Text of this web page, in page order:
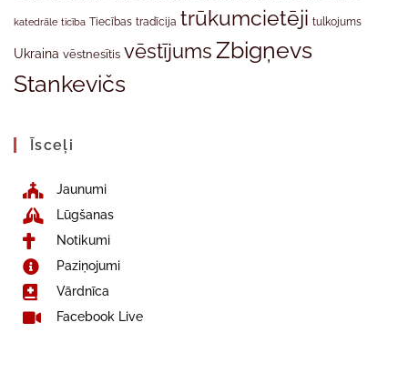
katedrāle ticība Tiecības tradīcija trūkumcietēji tulkojums
Ukraina vēstnesītis vēstījumsZbigņevs
Stankevičs
Īsceļi
Jaunumi
Lūgšanas
Notikumi
Paziņojumi
Vārdnīca
Facebook Live